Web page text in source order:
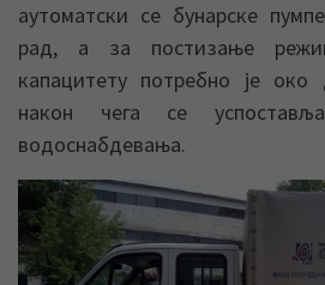
аутоматски се бунарске
рад, а за постизање
капацитету потребно је око
након чега се
водоснабдевања.